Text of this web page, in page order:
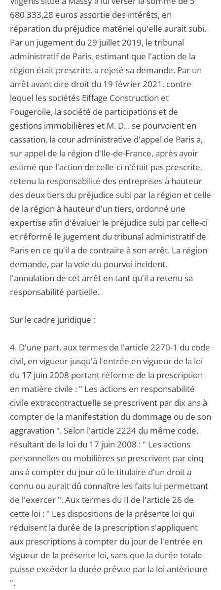
680 333,28 euros assortie des intérêts, en
réparation du préjudice matériel qu'elle aurait subi.
Par un jugement du 29 juillet 2019, le tribunal
administratif de Paris, estimant que l'action de la
région était prescrite, a rejeté sa demande. Par un
arrêt avant dire droit du 19 février 2021, contre
lequel les sociétés Eiffage Construction et
Fougerolle, la société de participations et de
gestions immobilières et M. D... se pourvoient en
cassation, la cour administrative d'appel de Paris a,
sur appel de la région d'Ile-de-France, après avoir
estimé que l'action de celle-ci n'était pas prescrite,
retenu la responsabilité des entreprises à hauteur
des deux tiers du préjudice subi par la région et celle
de la région à hauteur d'un tiers, ordonné une
expertise afin d'évaluer le préjudice subi par celle-ci
et réformé le jugement du tribunal administratif de
Paris en ce qu'il a de contraire à son arrêt. La région
demande, par la voie du pourvoi incident,
l'annulation de cet arrêt en tant qu'il a retenu sa
responsabilité partielle.
Sur le cadre juridique :
4. D'une part, aux termes de l'article 2270-1 du code
civil, en vigueur jusqu'à l'entrée en vigueur de la loi
du 17 juin 2008 portant réforme de la prescription
en matière civile : " Les actions en responsabilité
civile extracontractuelle se prescrivent par dix ans à
compter de la manifestation du dommage ou de son
aggravation ". Selon l'article 2224 du même code,
résultant de la loi du 17 juin 2008 : " Les actions
personnelles ou mobilières se prescrivent par cinq
ans à compter du jour où le titulaire d'un droit a
connu ou aurait dû connaître les faits lui permettant
de l'exercer ". Aux termes du II de l'article 26 de
cette loi : " Les dispositions de la présente loi qui
réduisent la durée de la prescription s'appliquent
aux prescriptions à compter du jour de l'entrée en
vigueur de la présente loi, sans que la durée totale
puisse excéder la durée prévue par la loi antérieure
".